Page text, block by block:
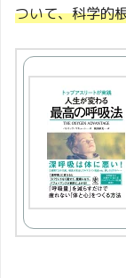
ついて、科学的